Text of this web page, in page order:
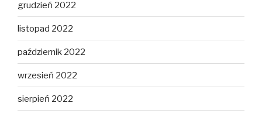
grudzień 2022
listopad 2022
październik 2022
wrzesień 2022
sierpień 2022